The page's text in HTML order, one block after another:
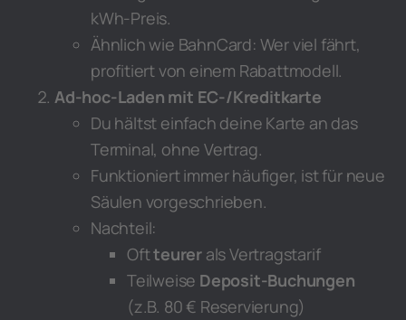
kWh-Preis.
Ähnlich wie BahnCard: Wer viel fährt,
profitiert von einem Rabattmodell.
Ad-hoc-Laden mit EC-/Kreditkarte
Du hältst einfach deine Karte an das
Terminal, ohne Vertrag.
Funktioniert immer häufiger, ist für neue
Säulen vorgeschrieben.
Nachteil:
Oftteurer als Vertragstarif
Teilweise Deposit-Buchungen
(z.B. 80 € Reservierung)